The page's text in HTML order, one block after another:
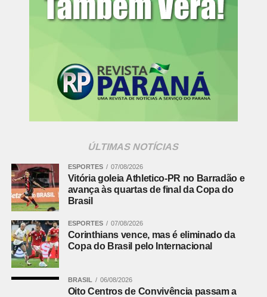
A região também foi a mais procurada da cidade para
abertura de empresas no primeiro semestre de 2022.
Atualmente, o bairro reúne aproximadamente 20 mil
empresas, responsáveis por mais de 80 mil empregos
bilhão da Volvo em pesquisa e desenvolvimento até
2025; os R$ 200 milhões da Fiocruz na construção de
uma fábrica de vacinas; e outros R$ 200 milhões da
máquinas agrícolas na região.
Leia mais:
ÚLTIMAS NOTÍCIAS
ESPORTES 07/08/2026
Vitória goleia Athletico-PR no Barradão e
avança às quartas de final da Copa do
Brasil
ESPORTES 07/08/2026
Corinthians vence, mas é eliminado da
Copa do Brasil pelo Internacional
BRASIL 06/08/2026
Oito Centros de Convivência passam a